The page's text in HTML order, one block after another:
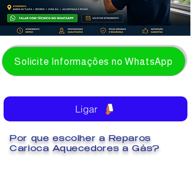
Solicite Informações no WhatsApp
Por que escolher a Reparos
Carioca Aquecedores a Gás?
Ligar